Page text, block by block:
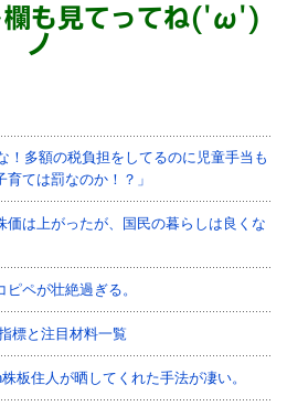
欄も見てってね('ω')
ノ
！多額の税負担をしてるのに児童手当も
ては罰なのか！？」
価は上がったが、国民の暮らしは良くな
ペが壮絶過ぎる。
標と注目材料一覧
板住人が晒してくれた手法が凄い。